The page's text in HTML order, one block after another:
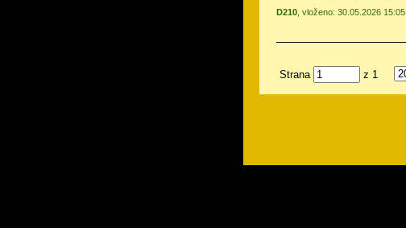
D210 , vloženo: 30.05.2026 15:05
Strana z 1